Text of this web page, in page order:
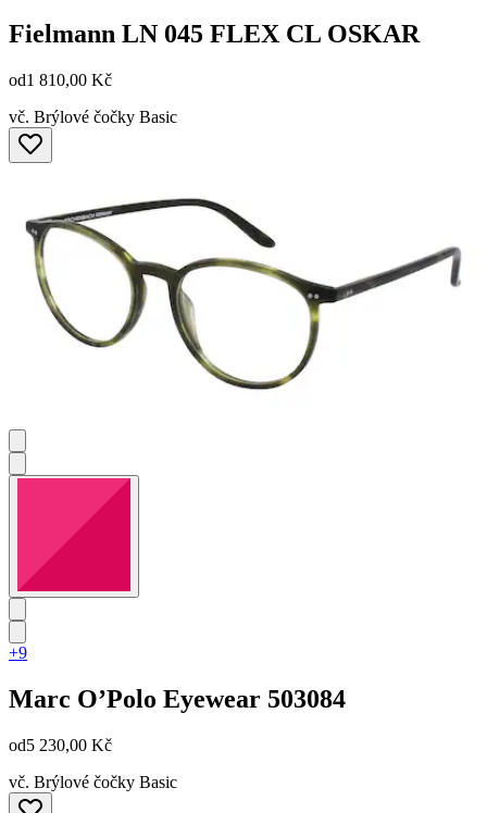
Fielmann LN 045 FLEX CL OSKAR
od1 810,00 Kč
vč. Brýlové čočky Basic
+9
Marc O’Polo Eyewear 503084
od5 230,00 Kč
vč. Brýlové čočky Basic